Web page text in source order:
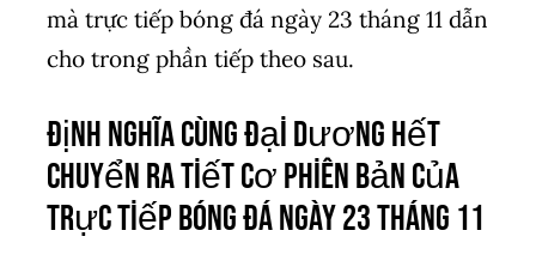
mà trực tiếp bóng đá ngày 23 tháng 11 dẫn
cho trong phần tiếp theo sau.
Định nghĩa cùng đại dương hết
chuyển ra tiết cơ phiên bản của
trực tiếp bóng đá ngày 23 tháng 11